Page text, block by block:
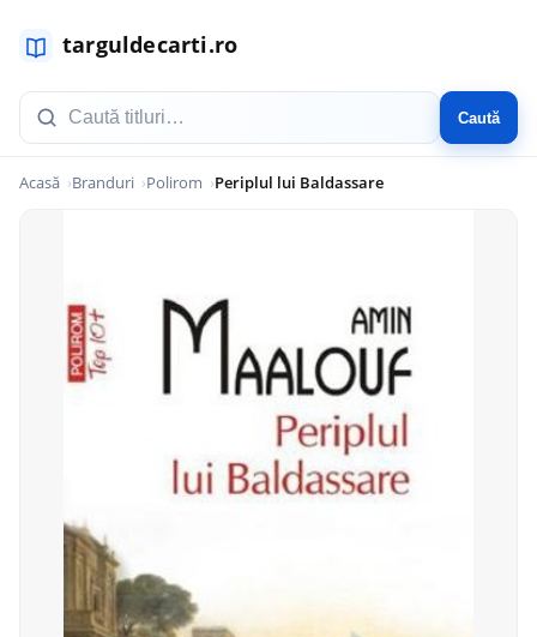
Caută
Acasă Branduri Polirom Periplul lui Baldassare